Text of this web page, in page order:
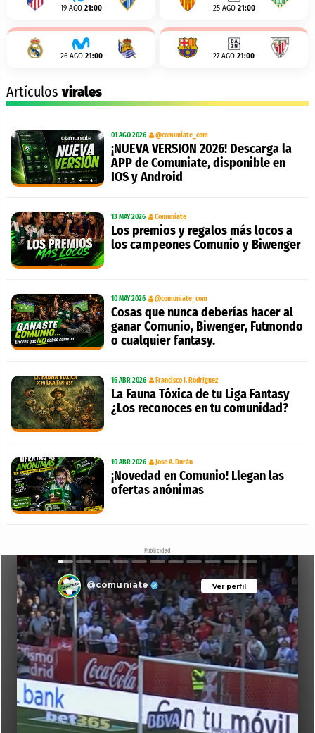
19 AGO 21:00 25 AGO 21:00
26 AGO 21:00 27 AGO 21:00
Artículosvirales
01 AGO 2026 @comuniate_com
¡NUEVA VERSION 2026! Descarga la
APP de Comuniate, disponible en
IOS y Android
13 MAY 2026 Comuniate
Los premios y regalos más locos a
los campeones Comunio y Biwenger
10 MAY 2026 @comuniate_com
Cosas que nunca deberías hacer al
ganar Comunio, Biwenger, Futmondo
o cualquier fantasy.
16 ABR 2026 Francisco J. Rodríguez
La Fauna Tóxica de tu Liga Fantasy
¿Los reconoces en tu comunidad?
10 ABR 2026 Jose A. Durán
¡Novedad en Comunio! Llegan las
ofertas anónimas
Publicidad
Ver perfil
@comuniate Ver perfil